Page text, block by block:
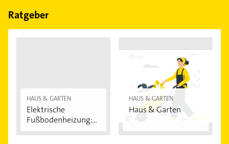
Feiertagen abweichen können.
Ratgeber
HAUS & GARTEN
Elektrische
Fußbodenheizung:
HAUS & GARTEN
Haus & Garten